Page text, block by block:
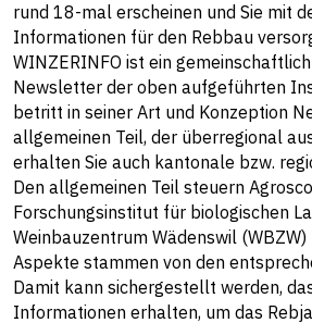
rund 18-mal erscheinen und Sie mit
Informationen für den Rebbau
WINZERINFO ist ein
Newsletter der oben aufgeführten
betritt in seiner Art und Konzeption
allgemeinen Teil, der überregional
erhalten Sie auch kantonale bzw.
Den allgemeinen Teil steuern
Forschungsinstitut für biologischen
Weinbauzentrum Wädenswil
Aspekte stammen von den
Damit kann sichergestellt werden,
Informationen erhalten, um das